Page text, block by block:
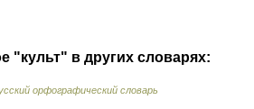
"культ" в других словарях:
орфографический словарь